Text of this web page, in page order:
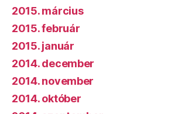
2015. március
2015. február
2015. január
2014. december
2014. november
2014. október